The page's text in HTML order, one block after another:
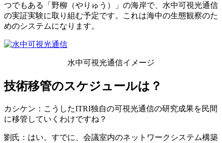
つでもある「野柳（やりゅう）」の海岸で、水中可視光通信
の実証実験に取り組む予定です。これは海中の生態観察のた
めのシステムになります。
水中可視光通信イメージ
技術移管のスケジュールは？
カシケン：こうしたITRI独自の可視光通信の研究成果を民間
に移管していくわけですね？
劉氏：はい。すでに、会議室内のネットワークシステム構築